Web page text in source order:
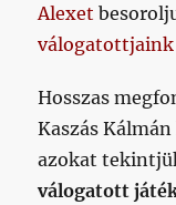
Alexet
válogatottjaink
Hosszas
Kaszás
azokat
válogatott